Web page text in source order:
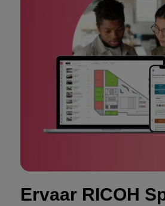
Ervaar RICOH